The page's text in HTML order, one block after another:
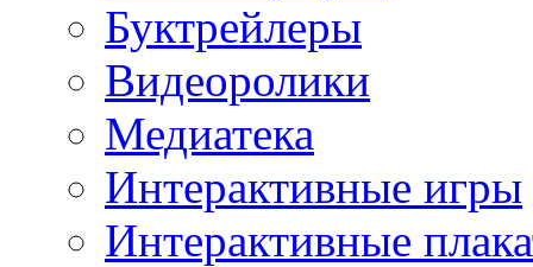
Буктрейлеры
Видеоролики
Медиатека
Интерактивные игры
Интерактивные